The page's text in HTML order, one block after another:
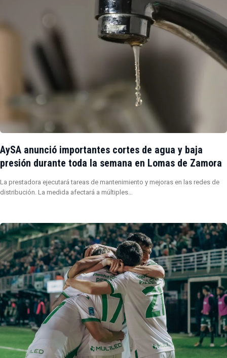
AySA anunció importantes cortes de agua y baja
presión durante toda la semana en Lomas de Zamora
La prestadora ejecutará tareas de mantenimiento y mejoras en las redes de
distribución. La medida afectará a múltiples…